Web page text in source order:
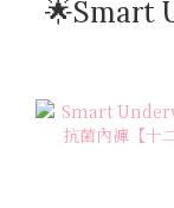
🌟Smart